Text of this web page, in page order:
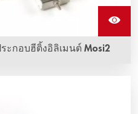
ะกอบฮีติ้งอิลิเมนต์ Mosi2